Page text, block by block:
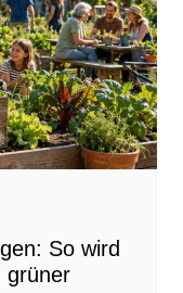
So wird
grüner